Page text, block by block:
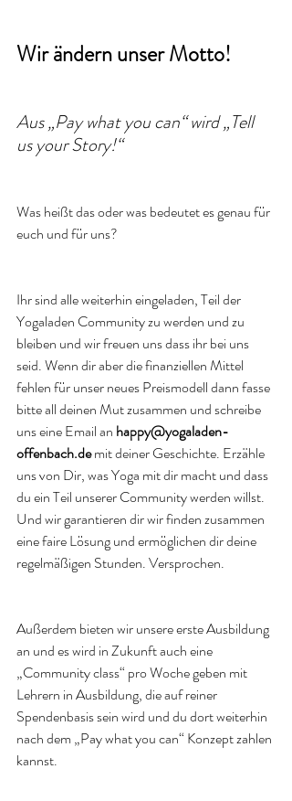
Wir ändern unser Motto!
Aus „Pay what you can“ wird „Tell
us your Story!“
Was heißt das oder was bedeutet es genau für
euch und für uns?
Ihr sind alle weiterhin eingeladen, Teil der
Yogaladen Community zu werden und zu
bleiben und wir freuen uns dass ihr bei uns
seid. Wenn dir aber die finanziellen Mittel
fehlen für unser neues Preismodell dann fasse
bitte all deinen Mut zusammen und schreibe
uns eine Email an happy@yogaladen-
offenbach.de mit deiner Geschichte. Erzähle
uns von Dir, was Yoga mit dir macht und dass
du ein Teil unserer Community werden willst.
Und wir garantieren dir wir finden zusammen
eine faire Lösung und ermöglichen dir deine
regelmäßigen Stunden. Versprochen.
Außerdem bieten wir unsere erste Ausbildung
an und es wird in Zukunft auch eine
„Community class“ pro Woche geben mit
Lehrern in Ausbildung, die auf reiner
Spendenbasis sein wird und du dort weiterhin
nach dem „Pay what you can“ Konzept zahlen
kannst.